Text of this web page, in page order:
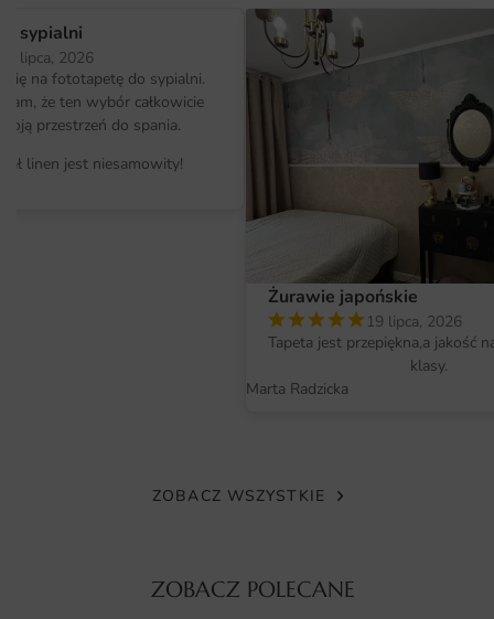
spokoju i relaksu, której tak często szukamy w
codziennym życiu.
Gdzie sprawdzi się fototapeta Jesienne Drzewa 4
Fototapeta Jesienne Drzewa 4 sprawdzi się doskonale w
różnych pomieszczeniach, dodając im wyjątkowego
charakteru. Jest idealnym rozwiązaniem do jadalni, gdzie
stworzy przytulną atmosferę podczas rodzinnych posiłków
i spotkań z przyjaciółmi. Dzięki swojemu uniwersalnemu
wzornictwu, może być również zastosowana w salonie,
biurze czy sypialni. Jej ciepłe barwy i naturalny motyw
wprowadzą do każdego wnętrza harmonię oraz spokój.
Warto rozważyć umieszczenie jej w przestrzeniach, gdzie
relaks i bliskość natury są na pierwszym miejscu, co czyni
użyciu nowoczesnych technologii, co gwarantuje żywe
sypialni
lipca, 2026
się na fototapetę do sypialni.
że ten wybór całkowicie
przestrzeń do spania.
linen jest niesamowity!
Żurawie japońskie
19 lipca, 2026
Tapeta jest przepiękna,a jakość
klasy.
Marta Radzicka
ZOBACZ WSZYSTKIE
ZOBACZ POLECANE